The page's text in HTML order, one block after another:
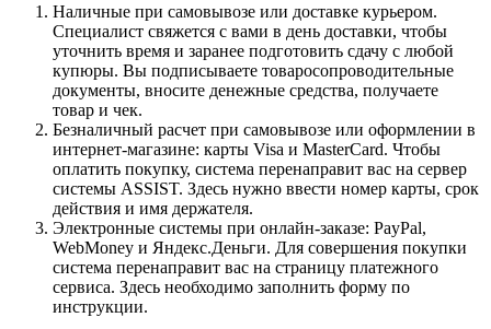
Наличные при самовывозе или доставке курьером.
Специалист свяжется с вами в день доставки, чтобы
уточнить время и заранее подготовить сдачу с любой
купюры. Вы подписываете товаросопроводительные
документы, вносите денежные средства, получаете
товар и чек.
Безналичный расчет при самовывозе или оформлении в
интернет-магазине: карты Visa и MasterCard. Чтобы
оплатить покупку, система перенаправит вас на сервер
системы ASSIST. Здесь нужно ввести номер карты, срок
действия и имя держателя.
Электронные системы при онлайн-заказе: PayPal,
WebMoney и Яндекс.Деньги. Для совершения покупки
система перенаправит вас на страницу платежного
сервиса. Здесь необходимо заполнить форму по
инструкции.